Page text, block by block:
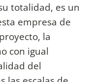
totalidad, es un
empresa de
la
con igual
del